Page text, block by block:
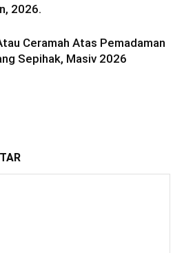
2026.
Ceramah Atas Pemadaman
Sepihak, Masiv 2026